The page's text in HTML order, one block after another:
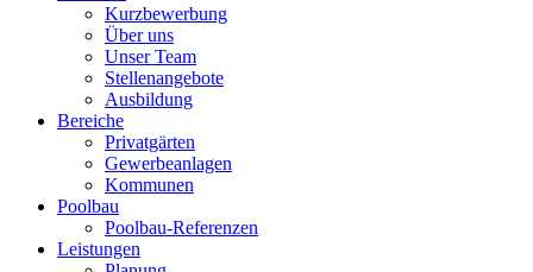
Kurzbewerbung
Über uns
Unser Team
Stellenangebote
Ausbildung
Bereiche
Privatgärten
Gewerbeanlagen
Kommunen
Poolbau
Poolbau-Referenzen
Leistungen